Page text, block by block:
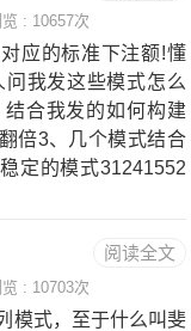
：对投注150个金
币，合计300个金币
个金币，杂投注500
金币模式四：对投
注1350个金币，合
：对投注4050个金
25000个金币模式
: 10657次
应的标准下注额!懂
我发这些模式怎么
合我发的如何构建
倍3、几个模式结合
定的模式31241552
阅读全文
: 10703次
模式，至于什么叫斐